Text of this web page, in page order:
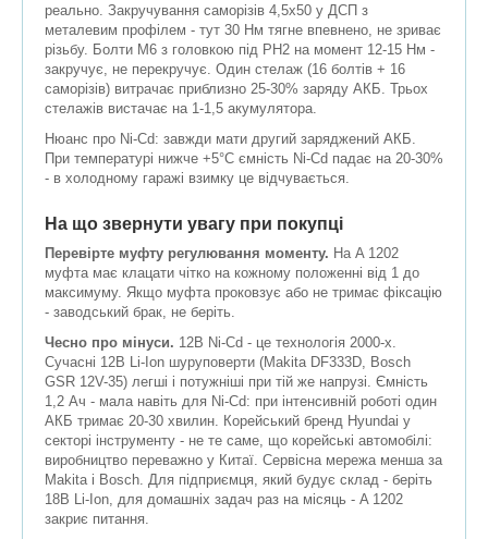
реально. Закручування саморізів 4,5x50 у ДСП з
металевим профілем - тут 30 Нм тягне впевнено, не зриває
різьбу. Болти М6 з головкою під PH2 на момент 12-15 Нм -
закручує, не перекручує. Один стелаж (16 болтів + 16
саморізів) витрачає приблизно 25-30% заряду АКБ. Трьох
стелажів вистачає на 1-1,5 акумулятора.
Нюанс про Ni-Cd: завжди мати другий заряджений АКБ.
При температурі нижче +5°C ємність Ni-Cd падає на 20-30%
- в холодному гаражі взимку це відчувається.
На що звернути увагу при покупці
Перевірте муфту регулювання моменту. На A 1202
муфта має клацати чітко на кожному положенні від 1 до
максимуму. Якщо муфта проковзує або не тримає фіксацію
- заводський брак, не беріть.
Чесно про мінуси. 12В Ni-Cd - це технологія 2000-х.
Сучасні 12В Li-Ion шуруповерти (Makita DF333D, Bosch
GSR 12V-35) легші і потужніші при тій же напрузі. Ємність
1,2 Ач - мала навіть для Ni-Cd: при інтенсивній роботі один
АКБ тримає 20-30 хвилин. Корейський бренд Hyundai у
секторі інструменту - не те саме, що корейські автомобілі:
виробництво переважно у Китаї. Сервісна мережа менша за
Makita і Bosch. Для підприємця, який будує склад - беріть
18В Li-Ion, для домашніх задач раз на місяць - A 1202
закриє питання.